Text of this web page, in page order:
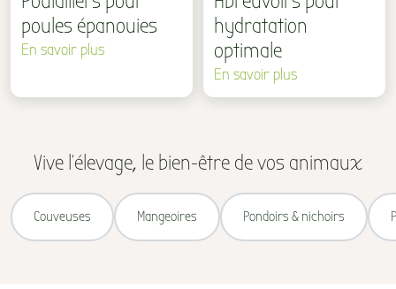
hydratation
optimale
En savoir plus
poules épanouies
En savoir plus
Vive l'élevage, le bien-être de vos animaux
Couveuses Mangeoires Pondoirs & nichoirs